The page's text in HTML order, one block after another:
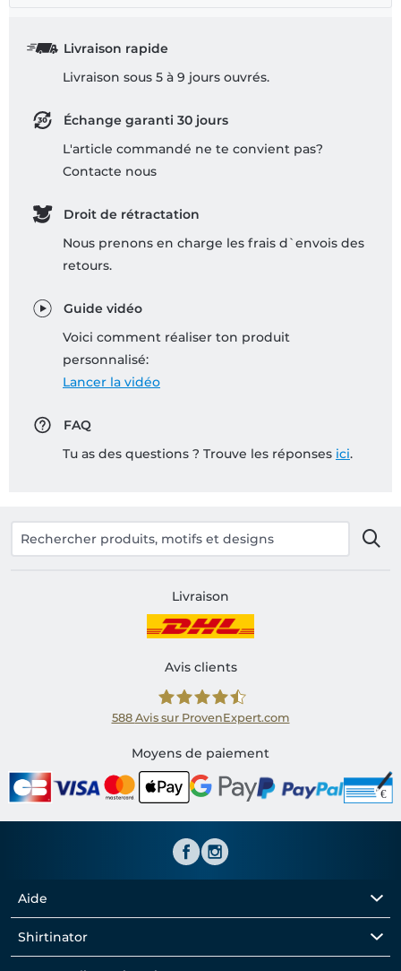
Livraison rapide
Livraison sous 5 à 9 jours ouvrés.
Échange garanti 30 jours
L'article commandé ne te convient pas?
Contacte nous
Droit de rétractation
Nous prenons en charge les frais d`envois des
retours.
Guide vidéo
Voici comment réaliser ton produit
personnalisé:
Lancer la vidéo
FAQ
Tu as des questions ? Trouve les réponses ici.
Livraison
Avis clients
Shirtinator FR
588 Avis sur ProvenExpert.com
Moyens de paiement
Aide
Shirtinator